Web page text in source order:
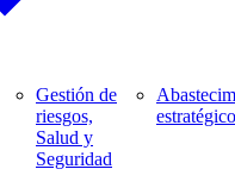
Gestión de
riesgos,
Salud y
Seguridad
estratégico